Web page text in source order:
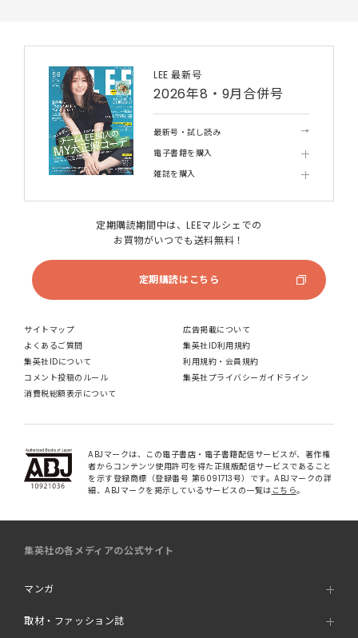
LEE 最新号
2026年8・9月合併号
最新号・試し読み
電子書籍を購入
雑誌を購入
定期購読期間中は、LEEマルシェでの
お買物がいつでも送料無料！
定期購読はこちら
サイトマップ
広告掲載について
よくあるご質問
集英社ID利用規約
集英社IDについて
利用規約・会員規約
コメント投稿のルール
集英社プライバシーガイドライン
消費税総額表示について
ABJマークは、この電子書店・電子書籍配信サービスが、著作権
者からコンテンツ使用許可を得た正規版配信サービスであること
を示す登録商標（登録番号 第6091713号）です。ABJマークの詳
細、ABJマークを掲示しているサービスの一覧は こちら。
集英社の各メディアの公式サイト
マンガ
取材・ファッション誌